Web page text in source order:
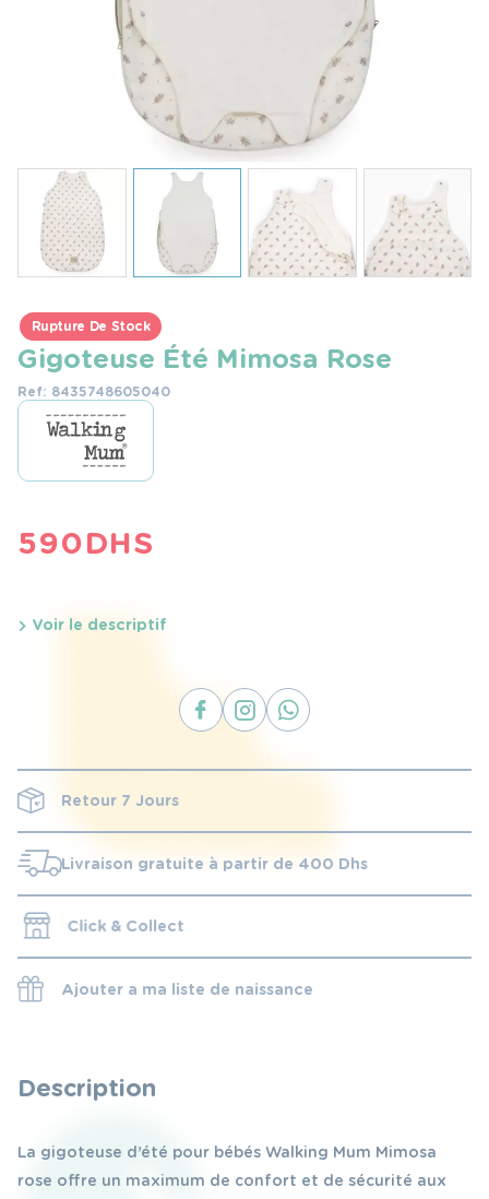
Rupture De Stock
Gigoteuse Été Mimosa Rose
Ref: 8435748605040
590DHS
Voir le descriptif
Retour 7 Jours
Livraison gratuite à partir de 400 Dhs
Click & Collect
Ajouter a ma liste de naissance
Description
La gigoteuse d’été pour bébés Walking Mum Mimosa
rose offre un maximum de confort et de sécurité aux